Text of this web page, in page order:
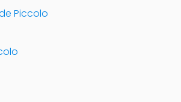
Piccolo